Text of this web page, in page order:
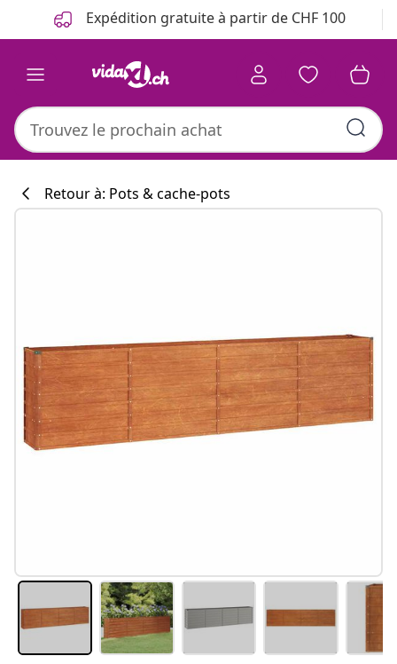
Précédent Expédition gratuite à partir de CHF 100
Retour à: Pots & cache-pots